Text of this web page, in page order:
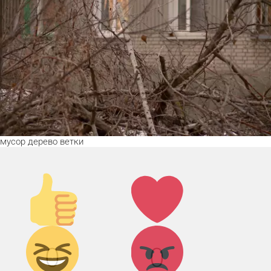
мусор дерево ветки
Палец
вверх!
0
Лайк!
0
Дикий
смех!
Агрессия!